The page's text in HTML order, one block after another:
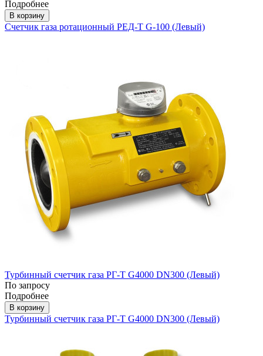
Подробнее
В корзину
Счетчик газа ротационный РЕД-Т G-100 (Левый)
Турбинный счетчик газа РГ-Т G4000 DN300 (Левый)
По запросу
Подробнее
В корзину
Турбинный счетчик газа РГ-Т G4000 DN300 (Левый)